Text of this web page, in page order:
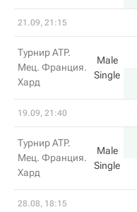
21.09, 21:15
Турнир ATP.
Мец. Франция.
Хард
Male
Single
19.09, 21:40
Турнир ATP.
Мец. Франция.
Хард
Male
Single
28.08, 18:15